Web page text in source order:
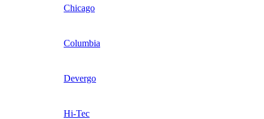
Chicago
Columbia
Devergo
Hi-Tec